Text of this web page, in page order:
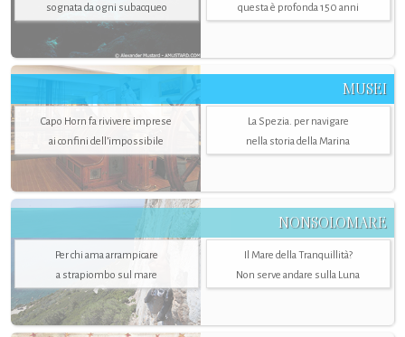
sognata da ogni subacqueo
questa è profonda 150 anni
MUSEI
Capo Horn fa rivivere imprese
ai confini dell’impossibile
La Spezia. per navigare
nella storia della Marina
NONSOLOMARE
Per chi ama arrampicare
a strapiombo sul mare
Il Mare della Tranquillità?
Non serve andare sulla Luna